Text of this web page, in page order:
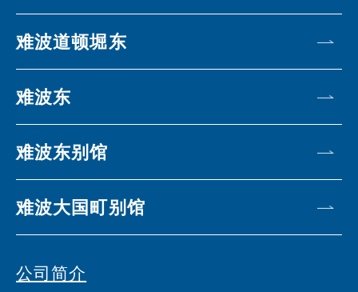
难波道顿堀东
难波东
难波东别馆
难波大国町别馆
公司简介